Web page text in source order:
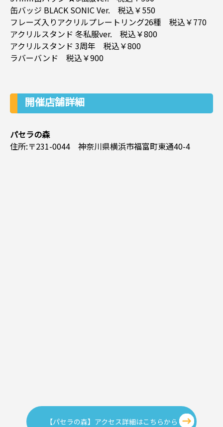
缶バッジ BLACK SONIC Ver. 税込￥550
フレーズ入りアクリルプレートリング26種 税込￥770
アクリルスタンド 冬私服ver. 税込￥800
アクリルスタンド 3周年 税込￥800
ラバーバンド 税込￥900
開催店舗詳細
パセラの森
住所:〒231-0044 神奈川県横浜市福富町東通40-4
【パセラの森】アクセス詳細はこちらから